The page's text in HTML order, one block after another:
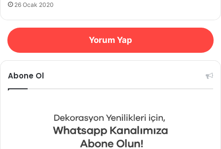
26 Ocak 2020
Yorum Yap
Abone Ol